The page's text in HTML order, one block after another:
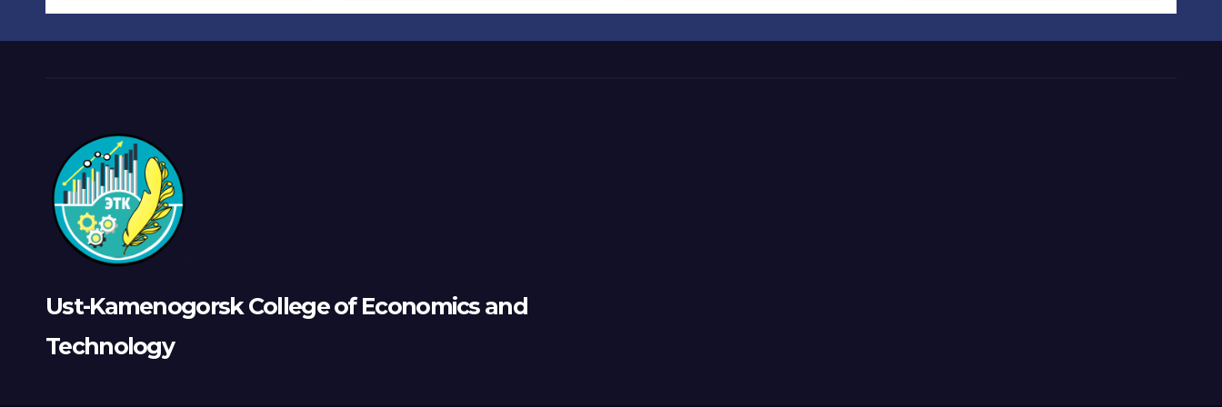
арттырды.
Ust-Kamenogorsk College of Economics and
Technology